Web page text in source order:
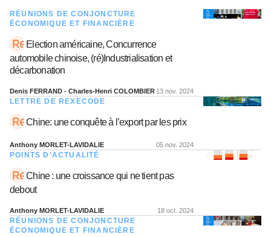
RÉUNIONS DE CONJONCTURE
ÉCONOMIQUE ET FINANCIÈRE
Election américaine, Concurrence
automobile chinoise, (ré)Industrialisation et
décarbonation
Denis FERRAND - Charles-Henri COLOMBIER 13 nov. 2024
LETTRE DE REXECODE
Chine: une conquête à l’export par les prix
Anthony MORLET-LAVIDALIE 05 nov. 2024
POINTS D’ACTUALITÉ
Chine : une croissance qui ne tient pas
debout
Anthony MORLET-LAVIDALIE 18 oct. 2024
RÉUNIONS DE CONJONCTURE
ÉCONOMIQUE ET FINANCIÈRE